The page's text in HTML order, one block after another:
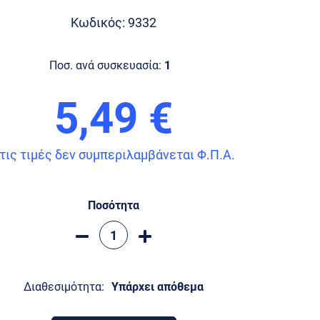
Κωδικός: 9332
Ποσ. ανά συσκευασία: 1
5,49 €
τιμές δεν συμπεριλαμβάνεται Φ.Π.Α.
Ποσότητα
Διαθεσιμότητα: Υπάρχει απόθεμα